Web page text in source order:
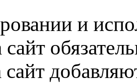
и
сайт